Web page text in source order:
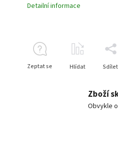
Detailní informace
Zeptat se Hlídat Sdílet
Zboží
Obvykle